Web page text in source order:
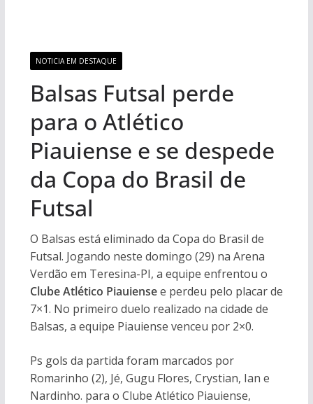
NOTICIA EM DESTAQUE
Balsas Futsal perde
para o Atlético
Piauiense e se despede
da Copa do Brasil de
Futsal
O Balsas está eliminado da Copa do Brasil de
Futsal. Jogando neste domingo (29) na Arena
Verdão em Teresina-PI, a equipe enfrentou o
Clube Atlético Piauiensee perdeu pelo placar de
7×1. No primeiro duelo realizado na cidade de
Balsas, a equipe Piauiense venceu por 2×0.
Ps gols da partida foram marcados por
Romarinho (2), Jé, Gugu Flores, Crystian, Ian e
Nardinho. para o Clube Atlético Piauiense,